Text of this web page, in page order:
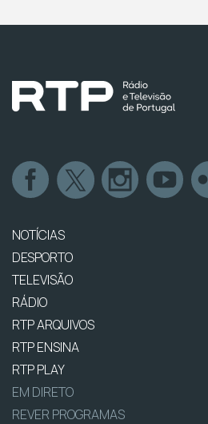
NOTÍCIAS
DESPORTO
TELEVISÃO
RÁDIO
RTP ARQUIVOS
RTP ENSINA
RTP PLAY
EM DIRETO
REVER PROGRAMAS